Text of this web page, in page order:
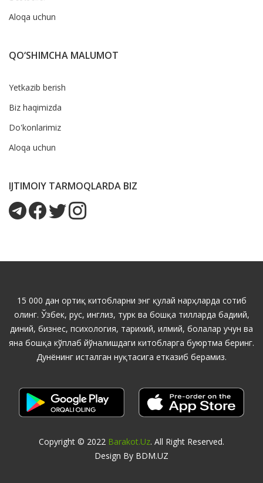
Aloqa uchun
QO‘SHIMCHA MALUMOT
Yetkazib berish
Biz haqimizda
Do'konlarimiz
Aloqa uchun
IJTIMOIY TARMOQLARDA BIZ
15 000 дан ортиқ китобларни энг қулай нарҳларда сотиб
олинг. Ўзбек, рус, инглиз, турк ва бошқа тилларда бадиий,
диний, бизнес, психология, тарихий, илмий, болалар учун ва
яна бошқа кўплаб йўналишдаги китобларга буюртма беринг.
Дунёнинг исталган нуқтасига етказиб берамиз.
Copyright © 2022 Barakot.uz. All Right Reserved.
Design By BDM.UZ